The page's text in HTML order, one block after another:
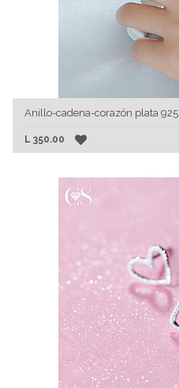
Anillo-cadena-corazón plata 925
L 350.00